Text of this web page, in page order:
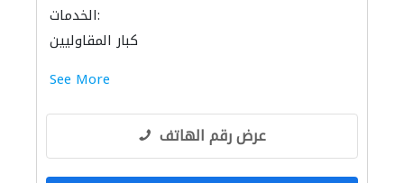
الخدمات:
كبار المقاوليين
See More
عرض رقم الهاتف